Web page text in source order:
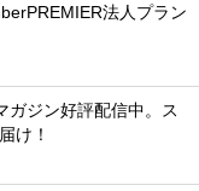
法人プラン
ガジン好評配信中。ス
け！